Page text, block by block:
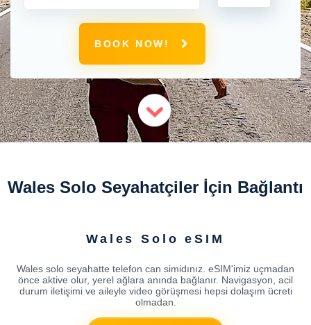
BOOK NOW!
Wales Solo Seyahatçiler İçin Bağlantı
Wales Solo eSIM
Wales solo seyahatte telefon can simidınız. eSIM'imiz uçmadan
önce aktive olur, yerel ağlara anında bağlanır. Navigasyon, acil
durum iletişimi ve aileyle video görüşmesi hepsi dolaşım ücreti
olmadan.